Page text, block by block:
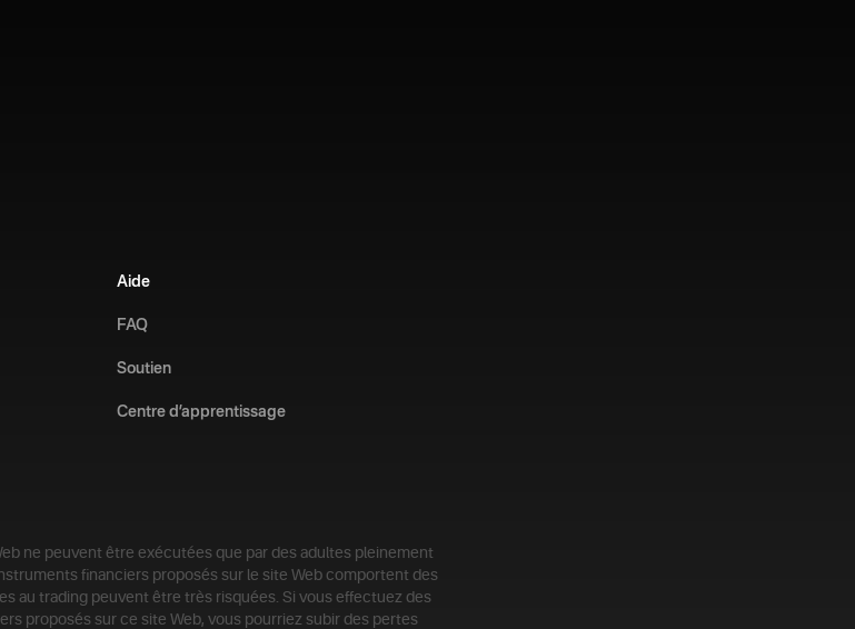
Aide
FAQ
Soutien
Centre d’apprentissage
ne peuvent être exécutées que par des adultes pleinement
financiers proposés sur le site Web comportent des
au trading peuvent être très risquées. Si vous effectuez des
proposés sur ce site Web, vous pourriez subir des pertes